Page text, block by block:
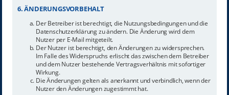
6. ÄNDERUNGSVORBEHALT
Der Betreiber ist berechtigt, die Nutzungsbedingungen und die
Datenschutzerklärung zu ändern. Die Änderung wird dem
Nutzer per E-Mail mitgeteilt.
Der Nutzer ist berechtigt, den Änderungen zu widersprechen.
Im Falle des Widerspruchs erlischt das zwischen dem Betreiber
und dem Nutzer bestehende Vertragsverhältnis mit sofortiger
Wirkung.
Die Änderungen gelten als anerkannt und verbindlich, wenn der
Nutzer den Änderungen zugestimmt hat.